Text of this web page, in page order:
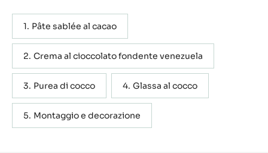
Pâte sablée al cacao
Crema al cioccolato fondente venezuela
Purea di cocco Glassa al cocco
Montaggio e decorazione